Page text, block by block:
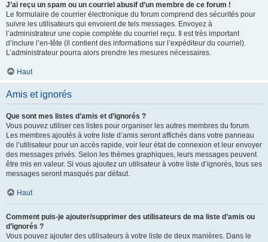
J’ai reçu un spam ou un courriel abusif d’un membre de ce forum !
Le formulaire de courrier électronique du forum comprend des sécurités pour
suivre les utilisateurs qui envoient de tels messages. Envoyez à
l’administrateur une copie complète du courriel reçu. Il est très important
d’inclure l’en-tête (il contient des informations sur l’expéditeur du courriel).
L’administrateur pourra alors prendre les mesures nécessaires.
Haut
Amis et ignorés
Que sont mes listes d’amis et d’ignorés ?
Vous pouvez utiliser ces listes pour organiser les autres membres du forum.
Les membres ajoutés à votre liste d’amis seront affichés dans votre panneau
de l’utilisateur pour un accès rapide, voir leur état de connexion et leur envoyer
des messages privés. Selon les thèmes graphiques, leurs messages peuvent
être mis en valeur. Si vous ajoutez un utilisateur à votre liste d’ignorés, tous ses
messages seront masqués par défaut.
Haut
Comment puis-je ajouter/supprimer des utilisateurs de ma liste d’amis ou
d’ignorés ?
Vous pouvez ajouter des utilisateurs à votre liste de deux manières. Dans le